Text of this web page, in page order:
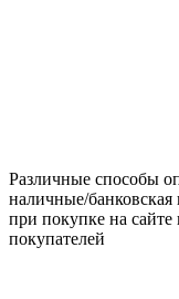
Различные способы
наличные/банковская
при покупке на сайте
покупателей